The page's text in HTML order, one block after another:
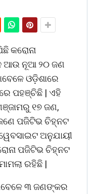
କରୋନା
ଆଉ ନୂଆ ୨୦ ଜଣ
ଓଡ଼ିଶାରେ
ପହଞ୍ଚିଛି | ଏହି
୧୭ ଜଣ,
ପଜିଟିଭ ଚିହ୍ନଟ
ଅନୁଯାୟୀ
ପଜିଟିଭ ଚିହ୍ନଟ
ରହିଛି |
୩ ଜଣଙ୍କର